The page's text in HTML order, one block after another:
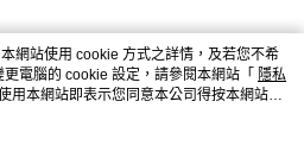
網站使用 cookie 方式之詳情，及若您不希
電腦的 cookie 設定，請參閱本網站「 隱私
用本網站即表示您同意本公司得按本網站使